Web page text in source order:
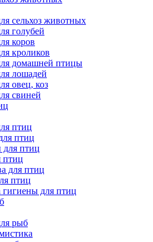
сельхоз животных
голубей
коров
кроликов
домашней птицы
лошадей
овец, коз
свиней
птиц
птиц
птиц
птиц
для птиц
птиц
гигиены для птиц
рыб